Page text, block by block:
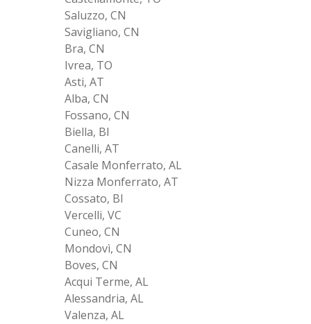
Saluzzo, CN
Savigliano, CN
Bra, CN
Ivrea, TO
Asti, AT
Alba, CN
Fossano, CN
Biella, BI
Canelli, AT
Casale Monferrato, AL
Nizza Monferrato, AT
Cossato, BI
Vercelli, VC
Cuneo, CN
Mondovì, CN
Boves, CN
Acqui Terme, AL
Alessandria, AL
Valenza, AL